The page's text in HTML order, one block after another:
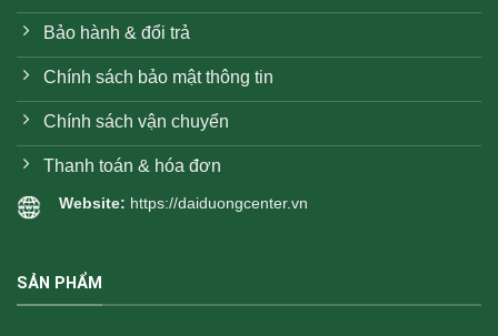
Bảo hành & đổi trả
Chính sách bảo mật thông tin
Chính sách vận chuyển
Thanh toán & hóa đơn
Website: https://daiduongcenter.vn
SẢN PHẨM